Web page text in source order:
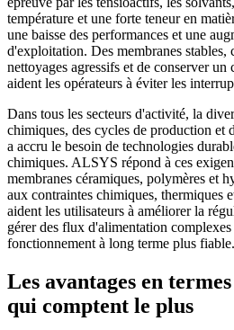
température et une forte teneur en
une baisse des performances et une
d'exploitation. Des membranes stables,
nettoyages agressifs et de conserver
aident les opérateurs à éviter les
Dans tous les secteurs d'activité, la
chimiques, des cycles de production et
a accru le besoin de technologies
chimiques. ALSYS répond à ces
membranes céramiques, polymères et
aux contraintes chimiques, thermiques
aident les utilisateurs à améliorer la
gérer des flux d'alimentation
fonctionnement à long terme plus fiable.
Les avantages en
qui comptent le plus